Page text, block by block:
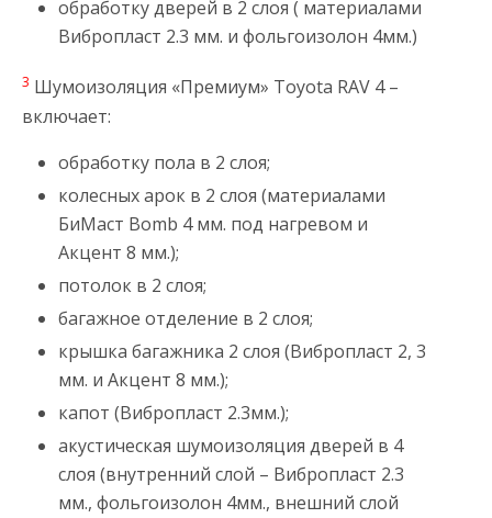
обработку дверей в 2 слоя ( материалами
Вибропласт 2.3 мм. и фольгоизолон 4мм.)
3 Шумоизоляция «Премиум» Toyota RAV 4 –
включает:
обработку пола в 2 слоя;
колесных арок в 2 слоя (материалами
БиМаст Bomb 4 мм. под нагревом и
Акцент 8 мм.);
потолок в 2 слоя;
багажное отделение в 2 слоя;
крышка багажника 2 слоя (Вибропласт 2, 3
мм. и Акцент 8 мм.);
капот (Вибропласт 2.3мм.);
акустическая шумоизоляция дверей в 4
слоя (внутренний слой – Вибропласт 2.3
мм., фольгоизолон 4мм., внешний слой